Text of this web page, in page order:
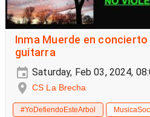
Inma Muerde en
guitarra
Saturday, Feb 03, 2024,
CS La Brecha
#YoDefiendoEsteArbol